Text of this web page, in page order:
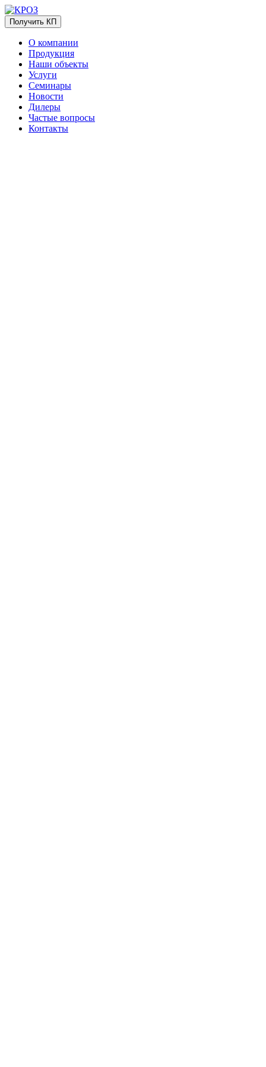
Получить КП
О компании
Продукция
Наши объекты
Услуги
Семинары
Новости
Дилеры
Частые вопросы
Контакты